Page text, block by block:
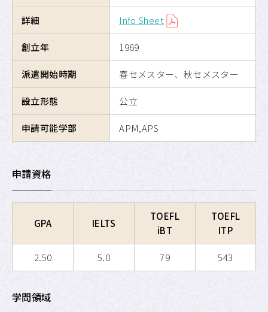
詳細 Info Sheet
創立年 1969
派遣開始時期 春セメスター、秋セメスター
設立形態 公立
申請可能学部 APM,APS
申請資格
GPA IELTS
TOEFL
iBT
TOEFL
ITP
2.50 5.0 79 543
学問領域
APUへの留学
サイトマップ
サイトポリシー
APU SALC
APU サービスラーニング・ プログラム
APU 学生留学アドバイザー